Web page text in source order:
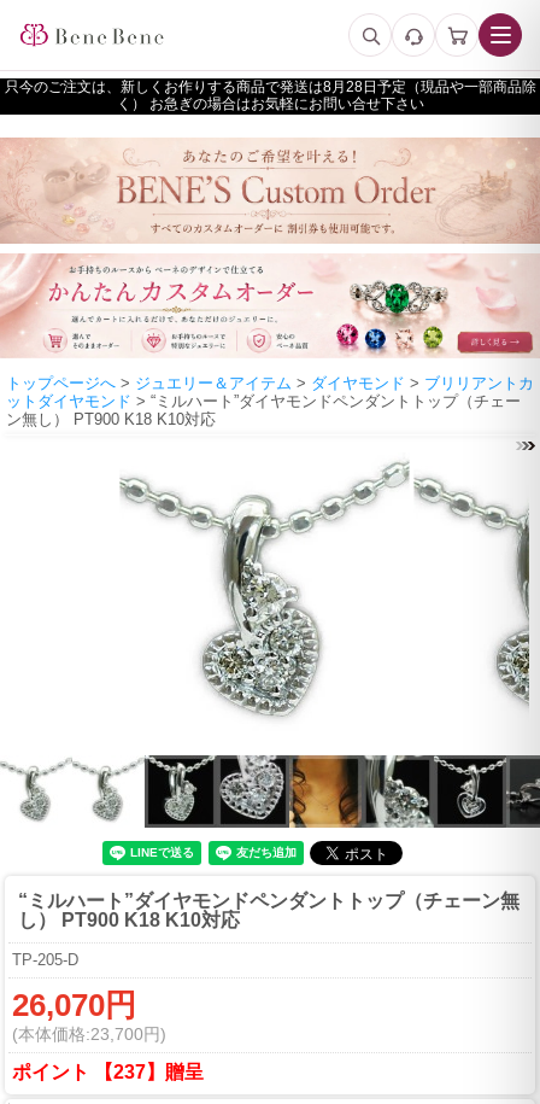
只今のご注文は、新しくお作りする商品で発送は
予定（現品や一部商品除
く） お急ぎの場合はお気軽にお問い合せ下さい
トップページへ > ジュエリー＆アイテム > ダイヤモンド > ブリリアントカ
ットダイヤモンド > “ミルハート”ダイヤモンドペンダントトップ（チェー
ン無し） PT900 K18 K10対応
“ミルハート”ダイヤモンドペンダントトップ（チェーン無
し） PT900 K18 K10対応
TP-205-D
26,070円
(本体価格:23,700円)
ポイント 【237】贈呈